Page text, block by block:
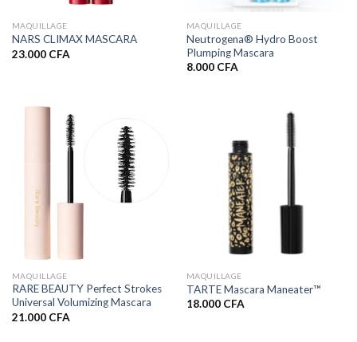
MAQUILLAGE
NARS CLIMAX MASCARA
23.000 CFA
MAQUILLAGE
Neutrogena® Hydro Boost
Plumping Mascara
8.000 CFA
MAQUILLAGE
RARE BEAUTY Perfect Strokes
Universal Volumizing Mascara
21.000 CFA
MAQUILLAGE
TARTE Mascara Maneater™
18.000 CFA